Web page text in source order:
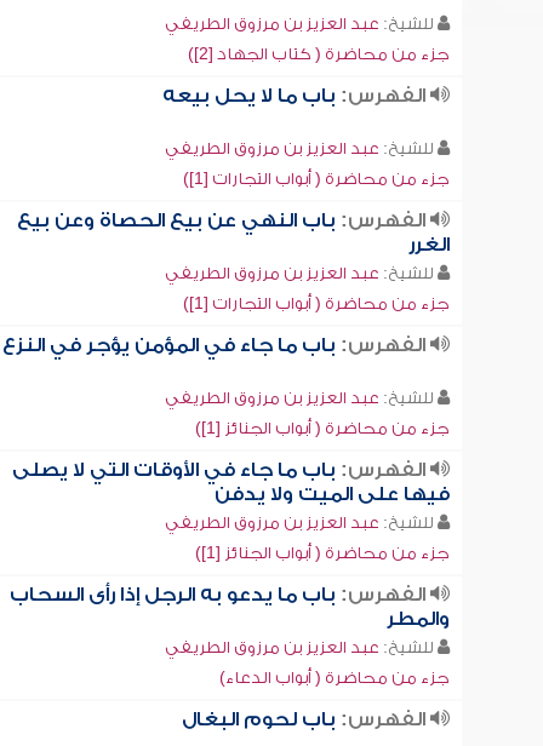
للشيخ: عبد العزيز بن مرزوق الطريفي
جزء من محاضرة ( كتاب الجهاد [2])
الفهرس: باب ما لا يحل بيعه
للشيخ: عبد العزيز بن مرزوق الطريفي
جزء من محاضرة ( أبواب التجارات [1])
الفهرس: باب النهي عن بيع الحصاة وعن بيع
الغرر
للشيخ: عبد العزيز بن مرزوق الطريفي
جزء من محاضرة ( أبواب التجارات [1])
الفهرس: باب ما جاء في المؤمن يؤجر في النزع
للشيخ: عبد العزيز بن مرزوق الطريفي
جزء من محاضرة ( أبواب الجنائز [1])
الفهرس: باب ما جاء في الأوقات التي لا يصلى
فيها على الميت ولا يدفن
للشيخ: عبد العزيز بن مرزوق الطريفي
جزء من محاضرة ( أبواب الجنائز [1])
الفهرس: باب ما يدعو به الرجل إذا رأى السحاب
والمطر
للشيخ: عبد العزيز بن مرزوق الطريفي
جزء من محاضرة ( أبواب الدعاء)
الفهرس: باب لحوم البغال